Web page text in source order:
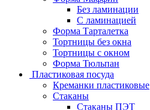
Без ламинации
С ламинацией
Форма Тарталетка
Тортницы без окна
Тортницы с окном
Форма Тюльпан
Пластиковая посуда
Креманки пластиковые
Стаканы
Стаканы ПЭТ